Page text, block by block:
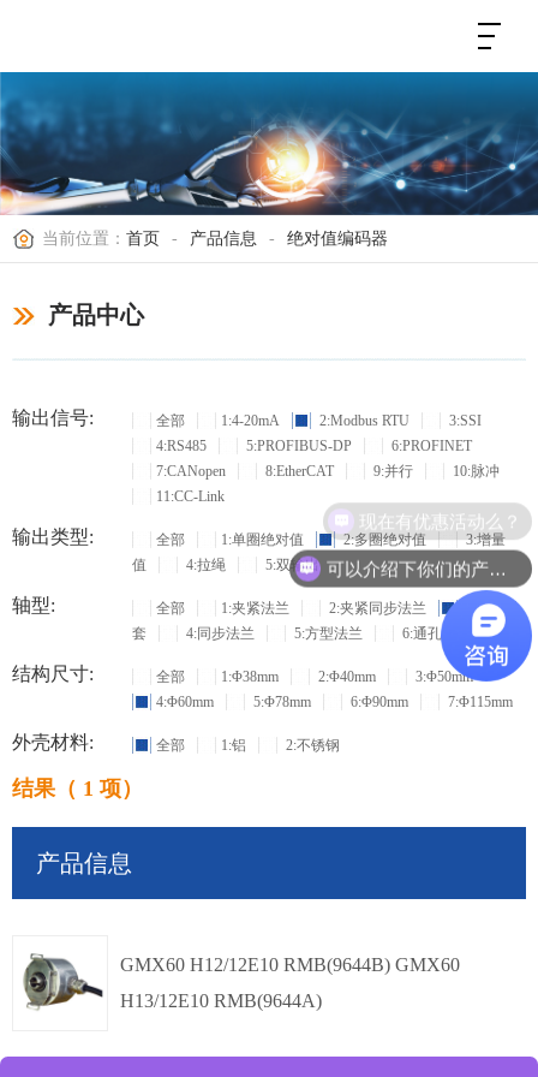
当前位置： 首页 - 产品信息 - 绝对值编码器
产品中心
输出信号: 全部 1:4-20mA 2:Modbus RTU
3:SSI
4:RS485
5:PROFIBUS-DP
6:PROFINET
7:CANopen
8:EtherCAT 9:并行
10:脉冲
11:CC-Link
输出类型: 全部 1:单圈绝对值 2:多圈绝对值
3:增量
值
4:拉绳 5:双输出
轴型: 全部 1:夹紧法兰 2:夹紧同步法兰
3:盲孔轴
套
4:同步法兰 5:方型法兰 6:通孔空心
结构尺寸: 全部 1:Φ38mm 2:Φ40mm
3:Φ50mm
4:Φ60mm
5:Φ78mm 6:Φ90mm 7:Φ115mm
外壳材料: 全部 1:铝 2:不锈钢
结果（ 1 项）
产品信息
GMX60 H12/12E10 RMB(9644B) GMX60
H13/12E10 RMB(9644A)
可以介绍下你们的产品么？
现在有优惠活动么？